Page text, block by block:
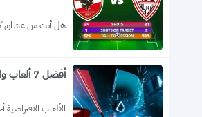
هل أنت من عشاق كرة
أفضل 7 ألعاب واقع افتراضي يمكنها لعبها وخوض تجربة رائعة
الألعاب